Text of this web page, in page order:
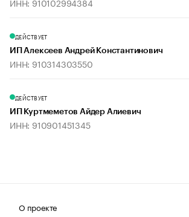
ИНН: 910102994384
ДЕЙСТВУЕТ
ИП Алексеев Андрей Константинович
ИНН: 910314303550
ДЕЙСТВУЕТ
ИП Куртмеметов Айдер Алиевич
ИНН: 910901451345
О проекте